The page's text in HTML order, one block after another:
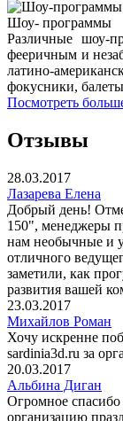
Шоу- программы
Различные шоу-
фееричным и
латино-
фокусники,
Посмотреть
Отзывы
28.03.2017
Лазарева Елена
​Добрый день!
150"​, менеджеры
нам необычные и
отличного
заметили, как
развития вашей
23.03.2017
Михайлов Роман
Хочу искренне
sardinia3d.ru за
20.03.2017
Альбина Диган
Огромное спасибо
организацию